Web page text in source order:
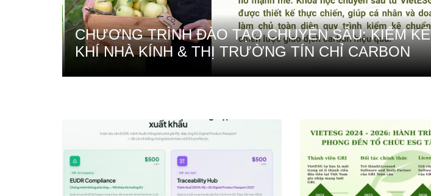
CHƯƠNG TRÌNH ĐÀO TẠO CHUYÊN SÂU: KIỂM KÊ
KHÍ NHÀ KÍNH & THỊ TRƯỜNG TÍN CHỈ CARBON